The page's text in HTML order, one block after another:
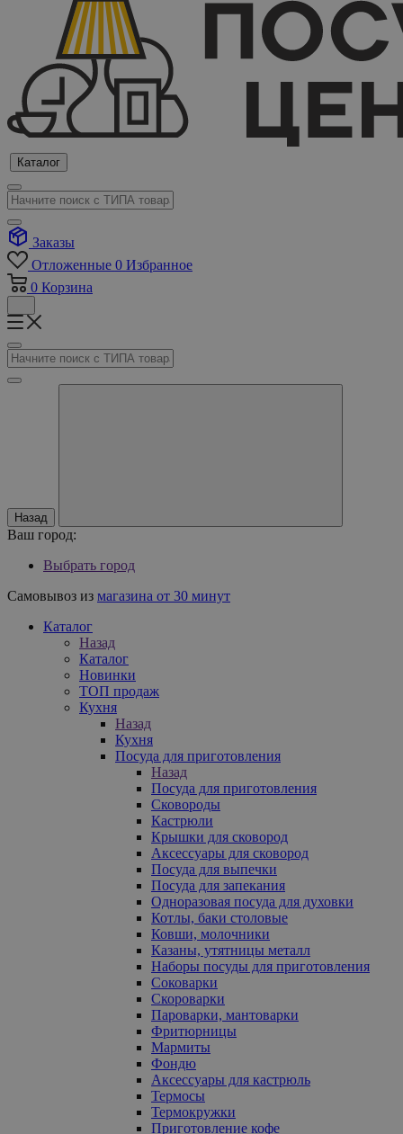
Каталог
Заказы
Отложенные 0 Избранное
0 Корзина
Назад
Ваш город:
Выбрать город
Самовывоз из магазина от 30 минут
Каталог
Назад
Каталог
Новинки
ТОП продаж
Кухня
Назад
Кухня
Посуда для приготовления
Назад
Посуда для приготовления
Сковороды
Кастрюли
Крышки для сковород
Аксессуары для сковород
Посуда для выпечки
Посуда для запекания
Одноразовая посуда для духовки
Котлы, баки столовые
Ковши, молочники
Казаны, утятницы металл
Наборы посуды для приготовления
Соковарки
Скороварки
Пароварки, мантоварки
Фритюрницы
Мармиты
Фондю
Аксессуары для кастрюль
Термосы
Термокружки
Приготовление кофе